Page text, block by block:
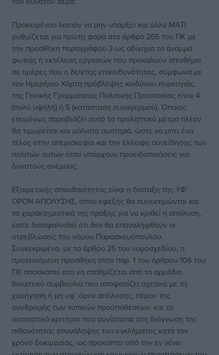
Προκειμένου λοιπόν να μην υπάρξει και άλλο ΜΑΤΙ
ρυθμίζεται για πρώτη φορά στο άρθρο 265 του ΠΚ με
την προσθήκη παραγράφου 3 ως αδίκημα το άναμμα
φωτιάς ή εκτέλεση εργασιών που προκαλούν σπινθήρα
σε ημέρες που ο δείκτης επικινδυνότητας, σύμφωνα με
τον Ημερήσιο Χάρτη πρόβλεψης κινδύνου πυρκαγιάς
της Γενικής Γραμματείας Πολιτικής Προστασίας είναι 4
(πολύ υψηλή) ή 5 (κατάσταση συναγερμού). Όποιος
επομένως παραβιάζει αυτό το προληπτικό μέτρο πλέον
θα τιμωρείται και μάλιστα αυστηρά, ώστε να μπει ένα
τέλος στην απερισκεψία και την έλλειψη συνείδησης των
πολιτών αυτών όταν υπάρχουν προειδοποιήσεις για
δυνατούς ανέμους.
Εξαιρετικής σπουδαιότητας είναι η διάταξη της ΥΦ’
ΟΡΟΝ ΑΠΟΛΥΣΗΣ, όπου εφεξής θα συνεκτιμώνται και
τα χαρακτηριστικά της πράξης για να κριθεί η απόλυση,
ώστε διασφαλισθεί ότι δεν θα επαναληφθούν οι
στρεβλώσεις του νόμου Παρασκευόπουλου.
Συγκεκριμένα, με το άρθρο 25 του νομοσχεδίου, η
προτεινόμενη προσθήκη στην παρ. 1 του άρθρου 106 του
ΠΚ αποσκοπεί στο να σταθμίζεται από το αρμόδιο
δικαστικό συμβούλιο που αποφασίζει σχετικά με τη
χορήγηση ή μη υφ’ όρον απόλυσης, πέραν της
συνδρομής των τυπικών προϋποθέσεων, και το
ουσιαστικό κριτήριο που συνίσταται στη διάγνωση της
πιθανότητας επανάληψης του εγκλήματος κατά τον
χρόνο δοκιμασίας, ως προκύπτει από την εν γένει